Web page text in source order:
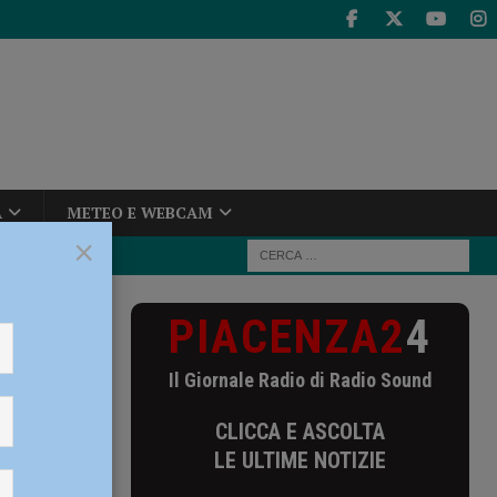
METEO E WEBCAM
PIACENZA24
Il Giornale Radio di Radio Sound
CLICCA E ASCOLTA
LE ULTIME NOTIZIE
×